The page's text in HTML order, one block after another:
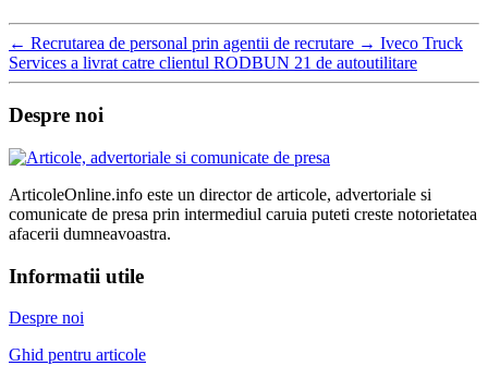
← Recrutarea de personal prin agentii de recrutare → Iveco Truck
Services a livrat catre clientul RODBUN 21 de autoutilitare
Despre noi
ArticoleOnline.info este un director de articole, advertoriale si
comunicate de presa prin intermediul caruia puteti creste notorietatea
afacerii dumneavoastra.
Informatii utile
Despre noi
Ghid pentru articole